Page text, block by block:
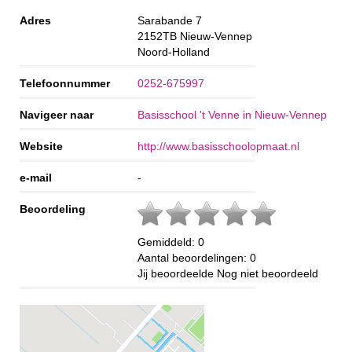
Adres
Sarabande 7
2152TB Nieuw-Vennep
Noord-Holland
Telefoonnummer 0252-675997
Navigeer naar Basisschool 't Venne in Nieuw-Vennep
Website http://www.basisschoolopmaat.nl
e-mail -
Beoordeling
Gemiddeld: 0
Aantal beoordelingen: 0
Jij beoordeelde Nog niet beoordeeld